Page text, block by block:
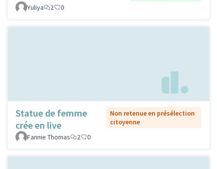
Yuliya
2 0
Statue de femme
crée en live
Non retenue en présélection
citoyenne
Fannie Thomas
2 0